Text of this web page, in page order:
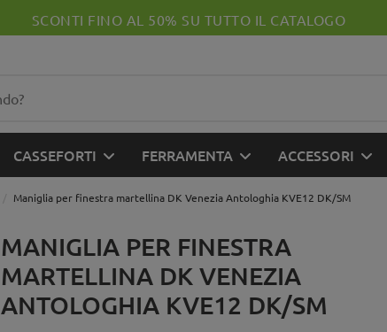
SCONTI FINO AL 50% SU TUTTO IL CATALOGO
CASSEFORTI FERRAMENTA ACCESSORI
Maniglia per finestra martellina DK Venezia Antologhia KVE12 DK/SM
MANIGLIA PER FINESTRA
MARTELLINA DK VENEZIA
ANTOLOGHIA KVE12 DK/SM